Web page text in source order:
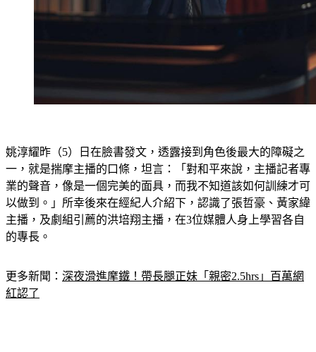
姚淳耀昨（5）日在臉書發文，透露接到角色後最大的障礙之
一，就是揣摩主播的口條，坦言：「對和平來說，主播記者專
業的聲音，像是一個完美的面具，⁣而我不知道該如何訓練才可
以做到。」所幸後來在經紀人介紹下，認識了張哲豪、黃家緯
主播，及劇組引薦的洪培翔主播⁣，在3位媒體人身上學習各自
的專長。
更多新聞： 深夜滑進摩鐵！帶長腿正妹「親密2.5hrs」百萬網
紅認了